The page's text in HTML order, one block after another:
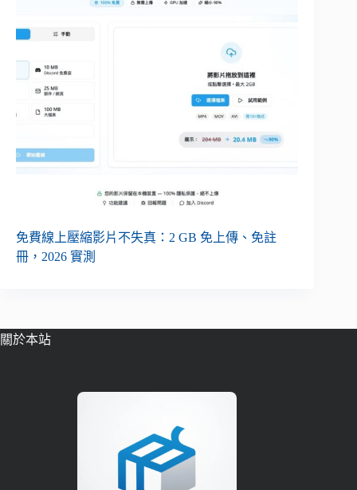
免費線上壓縮影片不失真：2 GB 免上傳、免註
冊，2026 實測
關於本站